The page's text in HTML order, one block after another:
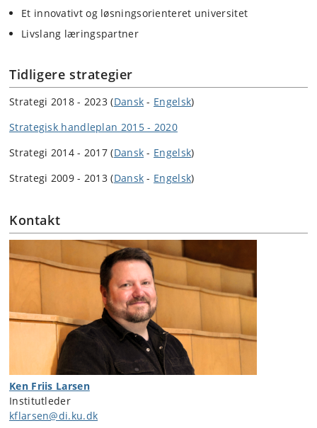
Et innovativt og løsningsorienteret universitet
Livslang læringspartner
Tidligere strategier
Strategi 2018 - 2023 (Dansk - Engelsk)
Strategisk handleplan 2015 - 2020
Strategi 2014 - 2017 (Dansk - Engelsk)
Strategi 2009 - 2013 (Dansk - Engelsk)
Kontakt
Ken Friis Larsen
Institutleder
kflarsen@di.ku.dk